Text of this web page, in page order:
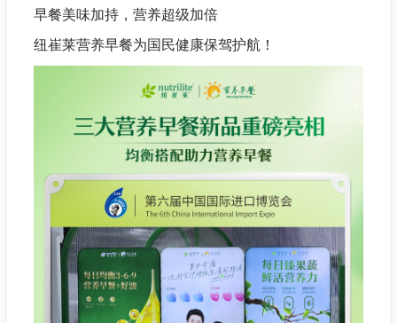
早餐美味加持，营养超级加倍
纽崔莱营养早餐为国民健康保驾护航！